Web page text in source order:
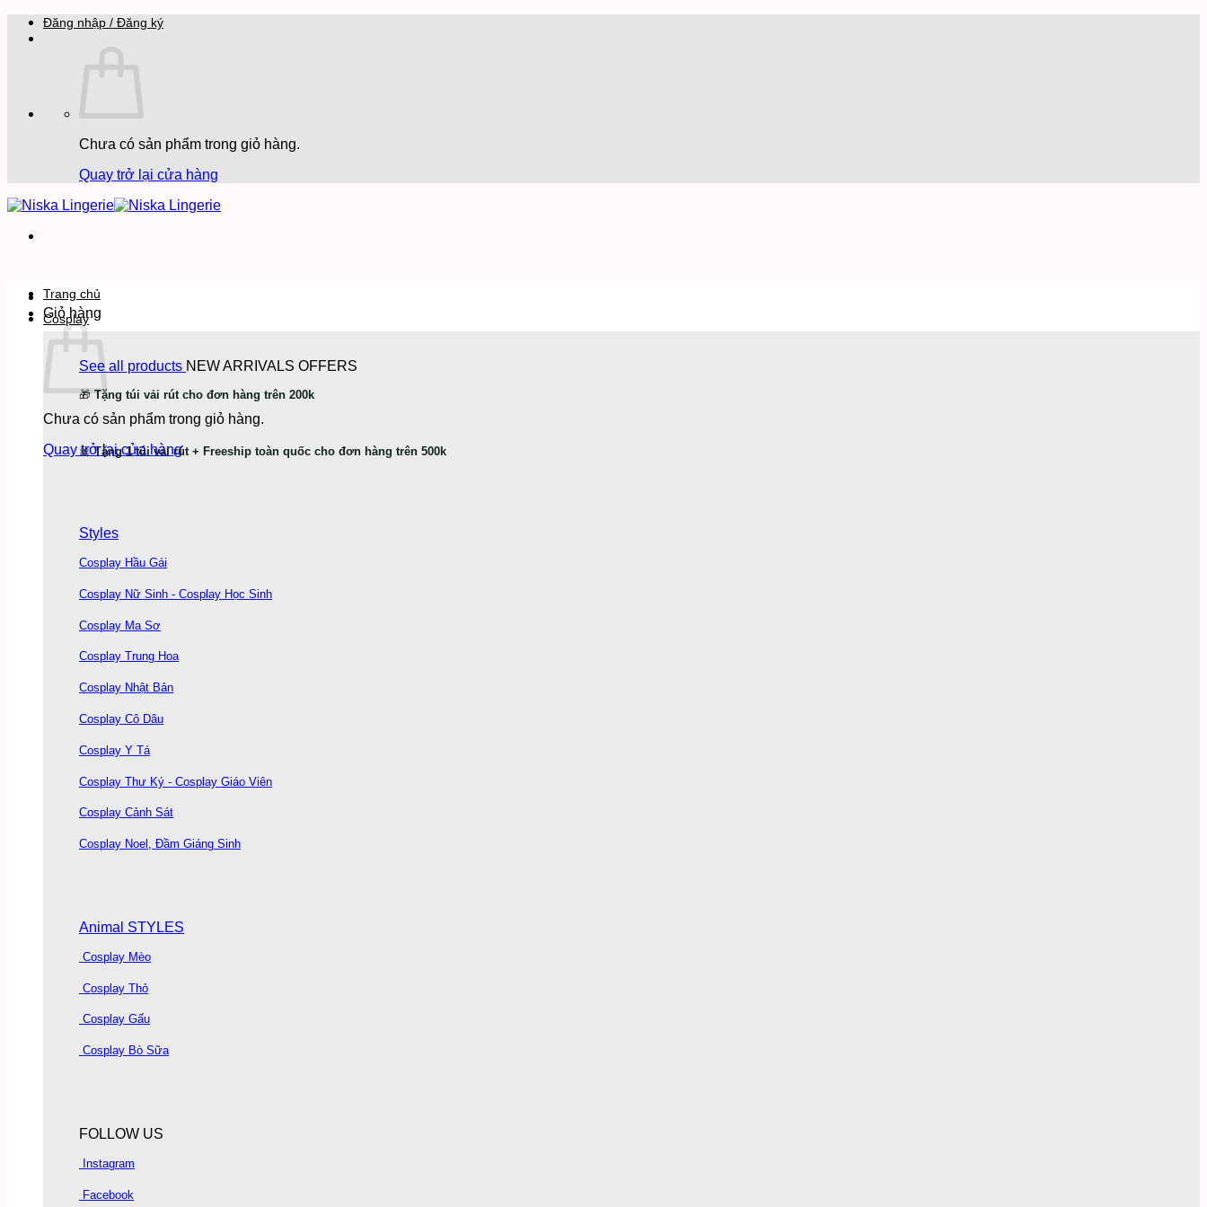
qua
Đăng nhập / Đăng ký
Chưa có sản phẩm trong giỏ hàng.
Quay trở lại cửa hàng
Giỏ hàng
Chưa có sản phẩm trong giỏ hàng.
Quay trở lại cửa hàng
Trang chủ
Cosplay
See all products NEW ARRIVALS OFFERS
🎁Tặng túi vải rút cho đơn hàng trên 200k
🎀Tặng 1 túi vải rút + Freeship toàn quốc cho đơn hàng trên 500k
Styles
Cosplay Hầu Gái
Cosplay Nữ Sinh - Cosplay Học Sinh
Cosplay Ma Sơ
Cosplay Trung Hoa
Cosplay Nhật Bản
Cosplay Cô Dâu
Cosplay Y Tá
Cosplay Thư Ký - Cosplay Giáo Viên
Cosplay Cảnh Sát
Cosplay Noel, Đầm Giáng Sinh
Animal STYLES
Cosplay Mèo
Cosplay Thỏ
Cosplay Gấu
Cosplay Bò Sữa
FOLLOW US
Instagram
Facebook